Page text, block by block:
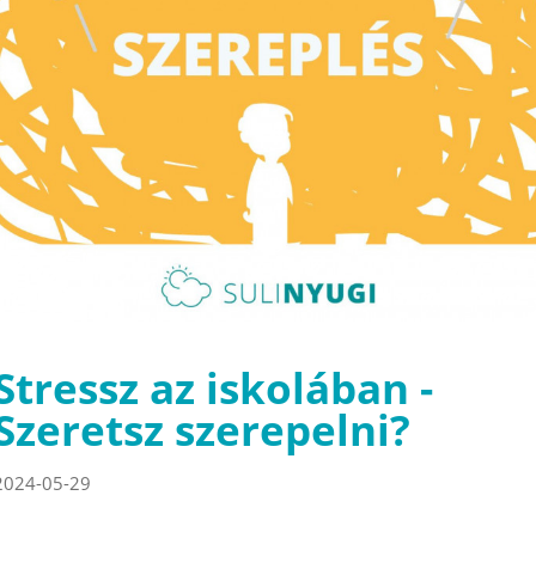
az iskolában -
szerepelni?
05-29